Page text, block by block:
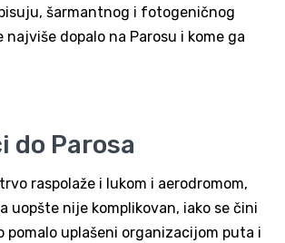
šarmantnog i fotogeničnog
najviše dopalo na Parosu i kome ga
do Parosa
raspolaže i lukom i aerodromom,
uopšte nije komplikovan, iako se čini
pomalo uplašeni organizacijom puta i